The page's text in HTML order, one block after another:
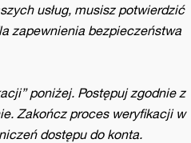
usług, musisz potwierdzić
zapewnienia bezpieczeństwa
poniżej. Postępuj zgodnie z
Zakończ proces weryfikacji w
dostępu do konta.